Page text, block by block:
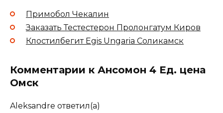
Примобол Чекалин
Заказать Тестестерон Пролонгатум Киров
Клостилбегит Egis Ungaria Соликамск
Комментарии к Ансомон 4 Ед. цена
Омск
Aleksandre ответил(а)